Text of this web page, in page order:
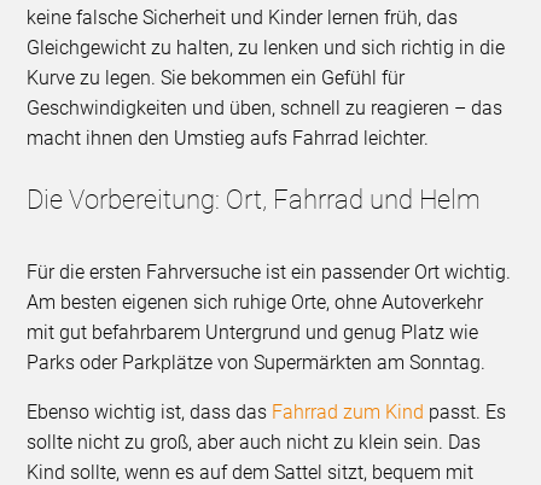
keine falsche Sicherheit und Kinder lernen früh, das
Gleichgewicht zu halten, zu lenken und sich richtig in die
Kurve zu legen. Sie bekommen ein Gefühl für
Geschwindigkeiten und üben, schnell zu reagieren – das
macht ihnen den Umstieg aufs Fahrrad leichter.
Die Vorbereitung: Ort, Fahrrad und Helm
Für die ersten Fahrversuche ist ein passender Ort wichtig.
Am besten eigenen sich ruhige Orte, ohne Autoverkehr
mit gut befahrbarem Untergrund und genug Platz wie
Parks oder Parkplätze von Supermärkten am Sonntag.
Ebenso wichtig ist, dass das Fahrrad zum Kind passt. Es
sollte nicht zu groß, aber auch nicht zu klein sein. Das
Kind sollte, wenn es auf dem Sattel sitzt, bequem mit